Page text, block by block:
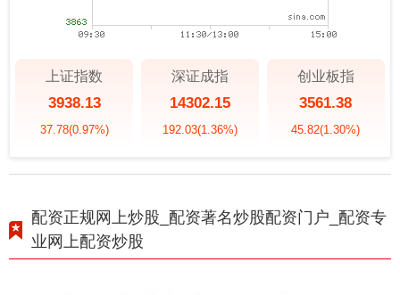
上证指数
3938.13
37.78(0.97%)
深证成指
14302.15
192.03(1.36%)
创业板指
3561.38
45.82(1.30%)
配资正规网上炒股_配资著名炒股配资门户_配资专
业网上配资炒股